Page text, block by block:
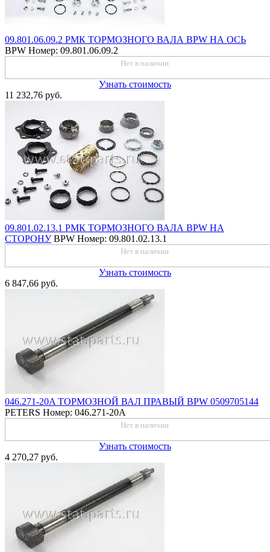
09.801.06.09.2 РМК ТОРМОЗНОГО ВАЛА BPW НА ОСЬ
BPW Номер: 09.801.06.09.2
Нет в наличии
Узнать стоимость
11 232,76 руб.
09.801.02.13.1 РМК ТОРМОЗНОГО ВАЛА BPW НА
СТОРОНУ BPW Номер: 09.801.02.13.1
Нет в наличии
Узнать стоимость
6 847,66 руб.
046.271-20A ТОРМОЗНОЙ ВАЛ ПРАВЫЙ BPW 0509705144
PETERS Номер: 046.271-20A
Нет в наличии
Узнать стоимость
4 270,27 руб.